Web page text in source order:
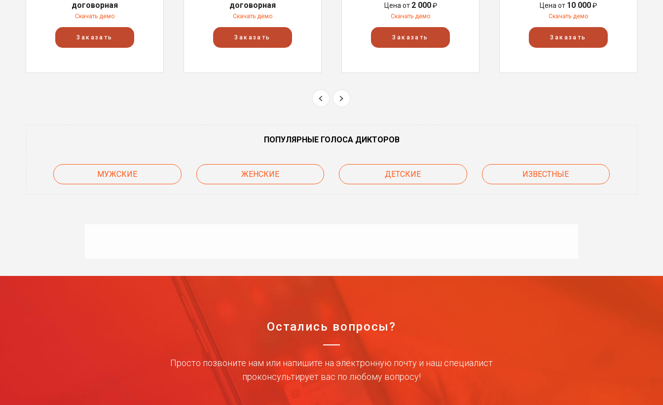
договорная
Скачать демо
Заказать
договорная
Скачать демо
Заказать
Цена от 2 000₽
Скачать демо
Заказать
Цена от 10 000₽
Скачать демо
Заказать
ПОПУЛЯРНЫЕ ГОЛОСА ДИКТОРОВ
МУЖСКИЕ ЖЕНСКИЕ ДЕТСКИЕ ИЗВЕСТНЫЕ
Остались вопросы?
Просто позвоните нам или напишите на электронную почту и наш специалист
проконсультирует вас по любому вопросу!